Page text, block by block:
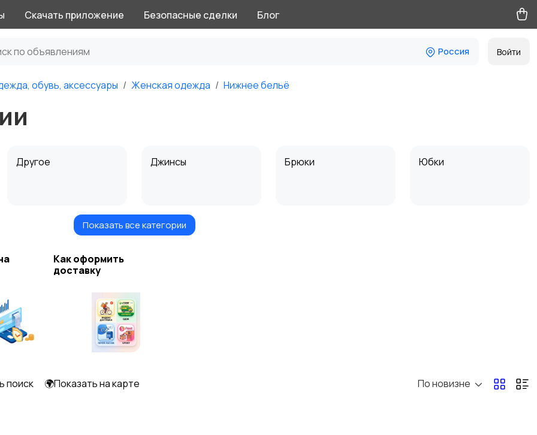
Скачать приложение Безопасные сделки Блог
Россия Войти
обувь, аксессуары Женская одежда Нижнее бельё
Другое Джинсы Брюки Юбки
Пиджаки и костюмы Рубашки и блузки
Показать все категории
Как оформить
доставку
поиск 🌍Показать на карте По новизне